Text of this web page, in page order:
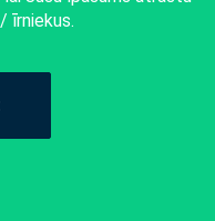
īrniekus.